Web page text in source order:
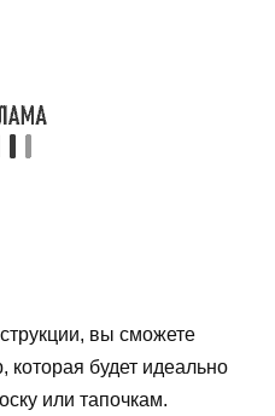
вы сможете
которая будет идеально
или тапочкам.